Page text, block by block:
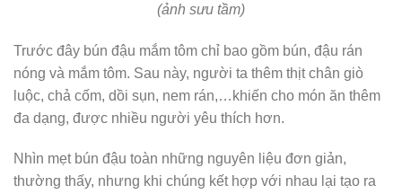
(ảnh sưu tầm)
Trước đây bún đậu mắm tôm chỉ bao gồm bún, đậu rán
nóng và mắm tôm. Sau này, người ta thêm thịt chân giò
luộc, chả cốm, dồi sụn, nem rán,…khiến cho món ăn thêm
đa dạng, được nhiều người yêu thích hơn.
Nhìn mẹt bún đậu toàn những nguyên liệu đơn giản,
thường thấy, nhưng khi chúng kết hợp với nhau lại tạo ra